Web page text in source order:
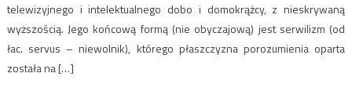
telewizyjnego i intelektualnego dobo i domokrążcy, z nieskrywaną
wyższością. Jego końcową formą (nie obyczajową) jest serwilizm (od
łac. servus – niewolnik), którego płaszczyzna porozumienia oparta
została na […]